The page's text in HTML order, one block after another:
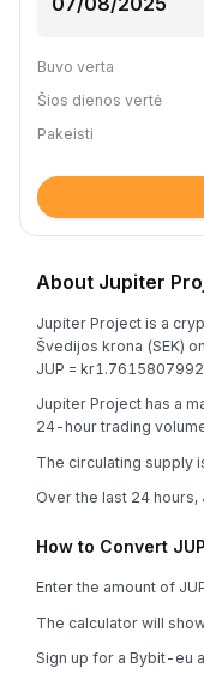
Buvo verta
Šios dienos vertė
Pakeisti
About Jupiter
Jupiter Project is a
Švedijos krona (SEK)
JUP =
Jupiter Project has a
24-hour trading
The circulating supply
Over the last 24
How to Convert
Enter the amount of
The calculator will
Sign up for a Bybit-eu